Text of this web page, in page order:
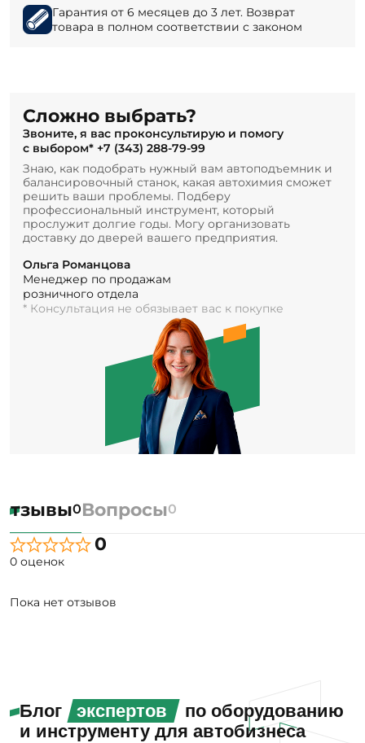
Гарантия от 6 месяцев до 3 лет. Возврат
товара в полном соответствии с законом
Сложно выбрать?
Звоните, я вас проконсультирую и помогу
с выбором* +7 (343) 288-79-99
Знаю, как подобрать нужный вам автоподъемник и
балансировочный станок, какая автохимия сможет
решить ваши проблемы. Подберу
профессиональный инструмент, который
прослужит долгие годы. Могу организовать
доставку до дверей вашего предприятия.
Ольга Романцова
Менеджер по продажам
розничного отдела
* Консультация не обязывает вас к покупке
0Вопросы0
0
0 оценок
Пока нет отзывов
Блог экспертов
по оборудованию
и инструменту для автобизнеса